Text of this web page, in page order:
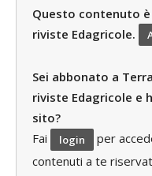
Questo contenuto
riviste Edagricole.
Sei abbonato a
riviste Edagricole e
sito?
Fai
login
per
contenuti a te